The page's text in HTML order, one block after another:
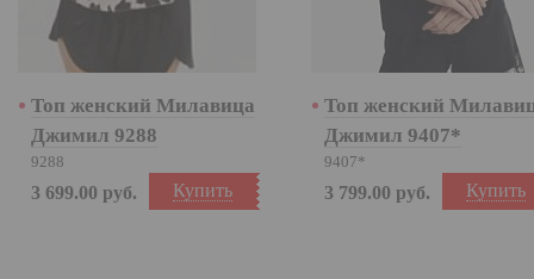
Топ женский Милавица
Джимил 9288
9288
Купить
3 699.00 руб.
Топ женский
Джимил 9407*
9407*
Купить
3 799.00 руб.